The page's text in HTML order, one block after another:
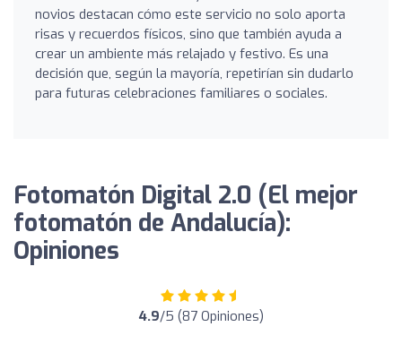
novios destacan cómo este servicio no solo aporta
risas y recuerdos físicos, sino que también ayuda a
crear un ambiente más relajado y festivo. Es una
decisión que, según la mayoría, repetirían sin dudarlo
para futuras celebraciones familiares o sociales.
Fotomatón Digital 2.0 (El mejor
fotomatón de Andalucía):
Opiniones
4.9/5 (87 Opiniones)